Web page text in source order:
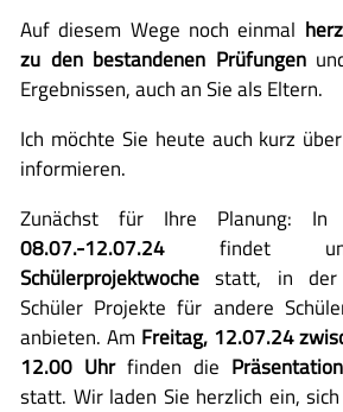
Auf diesem Wege noch einmal
zu den bestandenen Prüfungen
Ergebnissen, auch an Sie als Eltern.
Ich möchte Sie heute auch kurz
informieren.
Zunächst für Ihre Planung: In
08.07.-12.07.24 findet
Schülerprojektwoche statt, in der
Schüler Projekte für andere
anbieten. Am Freitag, 12.07.24
12.00 Uhr finden die
statt. Wir laden Sie herzlich ein,